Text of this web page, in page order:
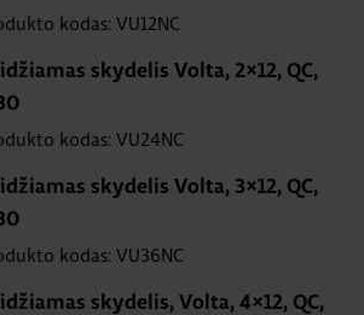
kodas: VU12NC
skydelis Volta, 2×12, QC,
kodas: VU24NC
skydelis Volta, 3×12, QC,
kodas: VU36NC
skydelis, Volta, 4×12, QC,